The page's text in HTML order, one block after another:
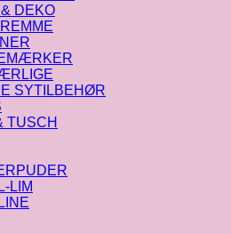
DEKO
SYTILBEHØR
TUSCH
LIM